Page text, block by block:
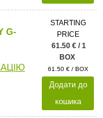
G-
STARTING
PRICE
61.50 € / 1
BOX
61.50 € / BOX
Додати до
кошика